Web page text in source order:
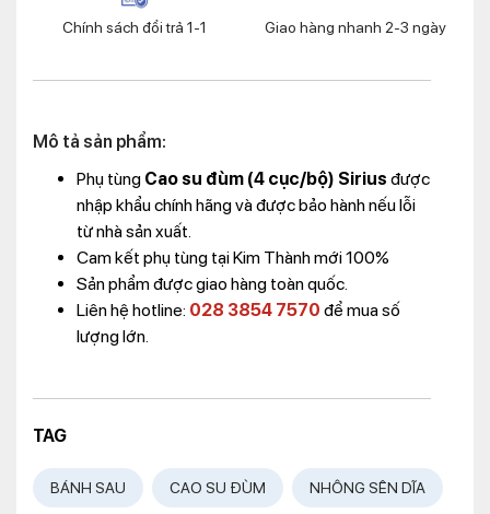
Chính sách đổi trả 1-1 Giao hàng nhanh 2-3 ngày
Mô tả sản phẩm:
Phụ tùng Cao su đùm (4 cục/bộ) Sirius được
nhập khẩu chính hãng và được bảo hành nếu lỗi
từ nhà sản xuất.
Cam kết phụ tùng tại Kim Thành mới 100%
Sản phẩm được giao hàng toàn quốc.
Liên hệ hotline: 028 3854 7570 để mua số
lượng lớn.
TAG
BÁNH SAU CAO SU ĐÙM NHÔNG SÊN DĨA